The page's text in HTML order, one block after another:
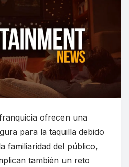
ofrecen una
para la taquilla debido
familiaridad del público,
también un reto